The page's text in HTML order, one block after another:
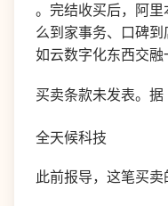
。完结收买后，阿
么到家事务、口碑
如云数字化东西交融
买卖条款未发表。据
全天候科技
此前报导，这笔买卖